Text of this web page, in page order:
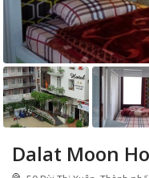
Dalat Moon